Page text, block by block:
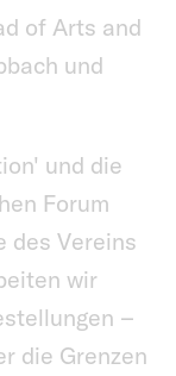
of Arts and
und
und die
Forum
des Vereins
wir
–
die Grenzen